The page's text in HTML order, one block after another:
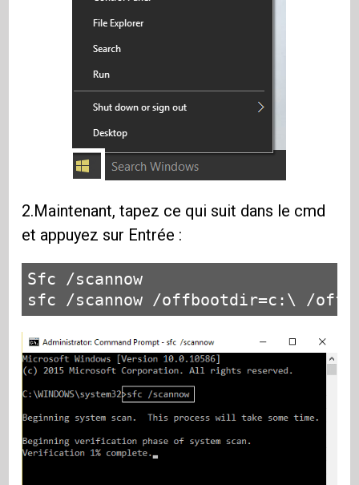
2.Maintenant, tapez ce qui suit dans le cmd
et appuyez sur Entrée :
Sfc /scannow
sfc /scannow /offbootdir=c:\ /